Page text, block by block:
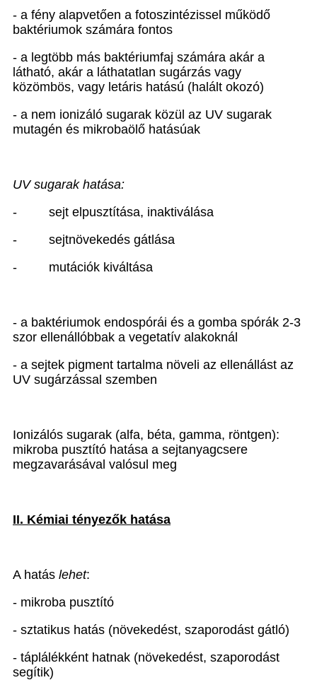
- a fény alapvetően a fotoszintézissel működő
baktériumok számára fontos
- a legtöbb más baktériumfaj számára akár a
látható, akár a láthatatlan sugárzás vagy
közömbös, vagy letáris hatású (halált okozó)
- a nem ionizáló sugarak közül az UV sugarak
mutagén és mikrobaölő hatásúak
UV sugarak hatása:
-
sejt elpusztítása, inaktiválása
-
sejtnövekedés gátlása
-
mutációk kiváltása
- a baktériumok endospórái és a gomba spórák 2-3
szor ellenállóbbak a vegetatív alakoknál
- a sejtek pigment tartalma növeli az ellenállást az
UV sugárzással szemben
Ionizálós sugarak (alfa, béta, gamma, röntgen):
mikroba pusztító hatása a sejtanyagcsere
megzavarásával valósul meg
II. Kémiai tényezők hatása
A hatás lehet:
- mikroba pusztító
- sztatikus hatás (növekedést, szaporodást gátló)
- táplálékként hatnak (növekedést, szaporodást
segítik)